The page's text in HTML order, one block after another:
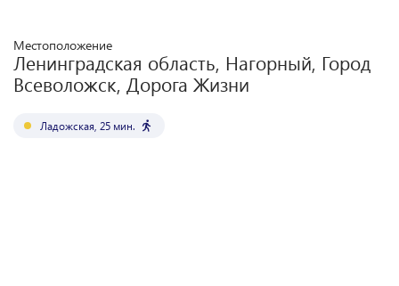
Местоположение
Ленинградская область, Нагорный, Город
Всеволожск, Дорога Жизни
Ладожская 25 мин.